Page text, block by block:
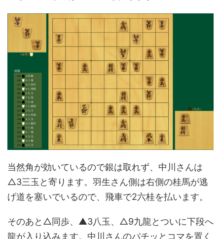
当然角が効いているので銀は取れず、中川さんは
△3三玉と寄ります。羽生さん側は右側の桂馬が逃
げ道を塞いでいるので、飛車で2六桂を払います。
そのあと△同歩、▲3八玉、△9九龍とついに下段へ
龍が入り込みます。中川さんのパチッとコマを置く